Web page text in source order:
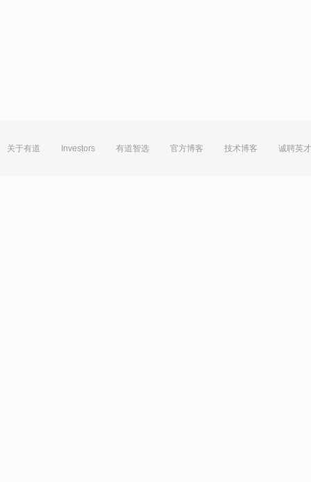
关于有道 Investors 有道智选 官方博客 技术博客 诚聘英才